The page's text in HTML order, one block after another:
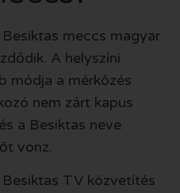
meccs magyar
A helyszíni
módja a mérkőzés
nem zárt kapus
a Besiktas neve
vonz.
TV közvetítés